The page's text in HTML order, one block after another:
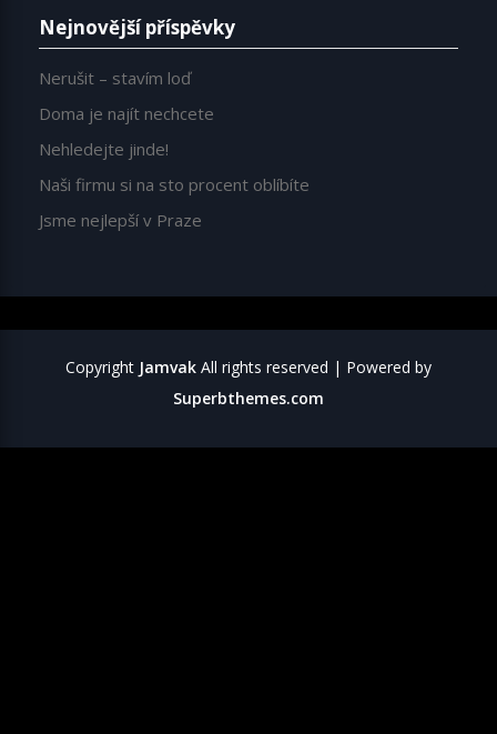
Nejnovější příspěvky
Nerušit – stavím loď
Doma je najít nechcete
Nehledejte jinde!
Naši firmu si na sto procent oblíbíte
Jsme nejlepší v Praze
Copyright Jamvak All rights reserved | Powered by
Superbthemes.com